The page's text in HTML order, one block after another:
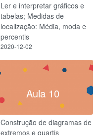
Ler e interpretar gráficos e
tabelas; Medidas de
localização: Média, moda e
percentis
2020-12-02
Aula 10
Construção de diagramas de
extremos e quartis